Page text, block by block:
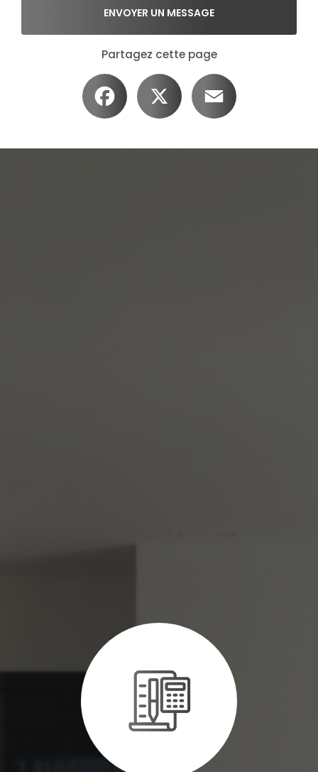
ENVOYER UN MESSAGE
Partagez cette page
Facebook